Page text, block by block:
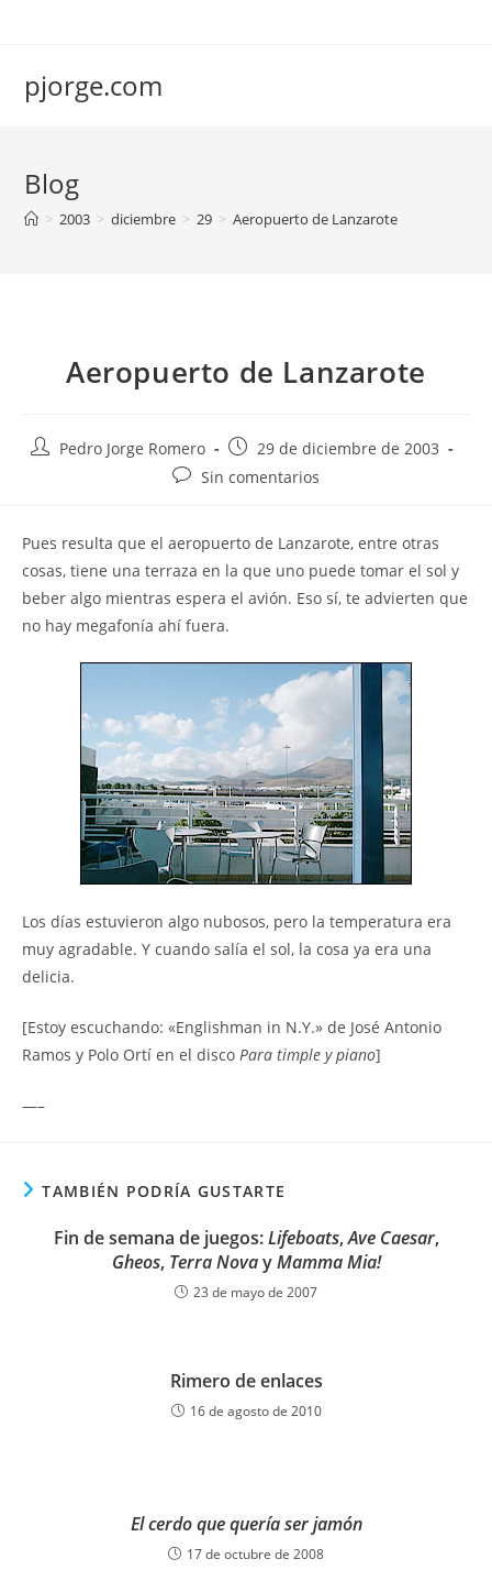
pjorge.com
Blog
> 2003 > diciembre > 29 > Aeropuerto de Lanzarote
Aeropuerto de Lanzarote
AutorPedro Jorge Romero
Publicación
de
29 de diciembre de 2003
Comentarios
entrada:
Sin comentarios
Pues resulta que el aeropuerto de Lanzarote, entre otras
cosas, tiene una terraza en la que uno puede tomar el sol y
beber algo mientras espera el avión. Eso sí, te advierten que
no hay megafonía ahí fuera.
Los días estuvieron algo nubosos, pero la temperatura era
muy agradable. Y cuando salía el sol, la cosa ya era una
delicia.
[Estoy escuchando: «Englishman in N.Y.» de José Antonio
Ramos y Polo Ortí en el disco Para timple y piano]
—–
TAMBIÉN PODRÍA GUSTARTE
Fin de semana de juegos:Lifeboats,Ave Caesar,
Gheos, Terra NovayMamma Mia!
23 de mayo de 2007
Rimero de enlaces
16 de agosto de 2010
El cerdo que quería ser jamón
17 de octubre de 2008